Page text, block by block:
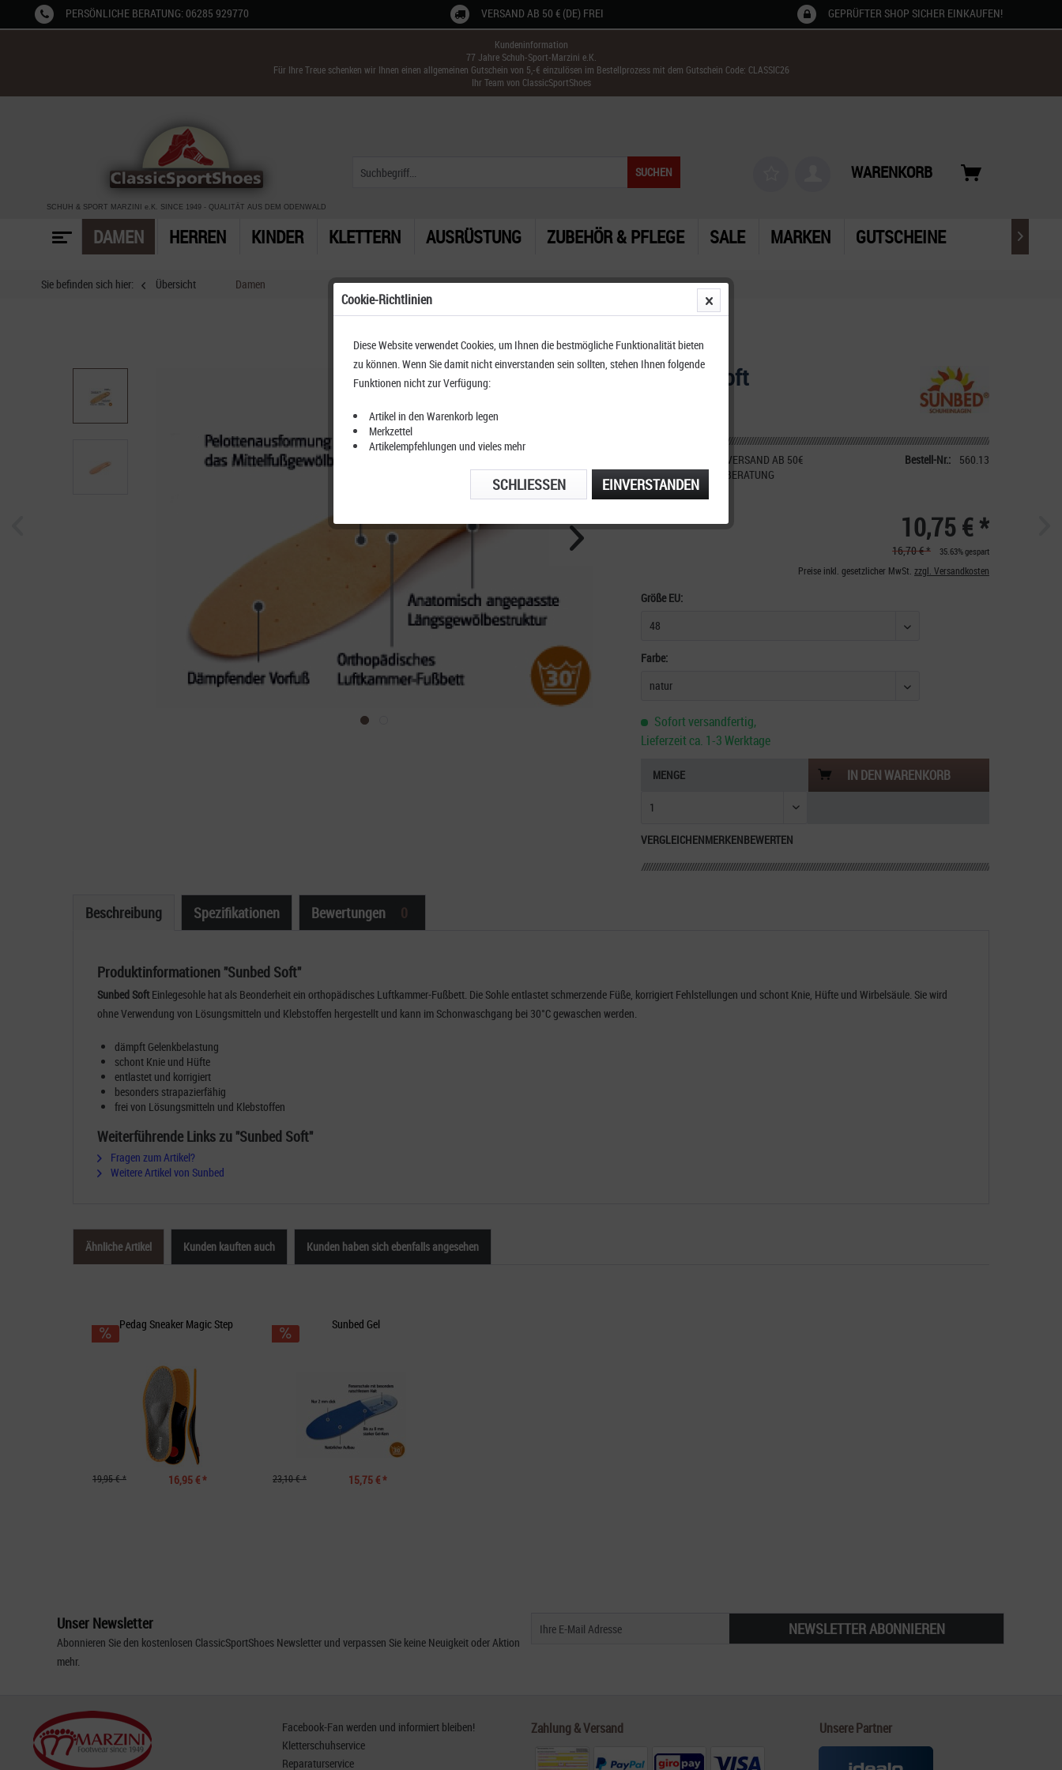
PERSÖNLICHE BERATUNG: 06285 929770 VERSAND AB 50 € (DE) FREI GEPRÜFTER SHOP SICHER EINKAUFEN!
Kundeninformation
77 Jahre Schuh-Sport-Marzini e.K.
Für Ihre Treue schenken wir Ihnen einen allgemeinen Gutschein von 5,-€ einzulösen im Bestellprozess mit dem Gutschein Code: CLASSIC26
Ihr Team von ClassicSportShoes
SCHUH & SPORT MARZINI e.K. SINCE 1949 - QUALITÄT AUS DEM ODENWALD
SUCHEN WARENKORB
DAMEN HERREN KINDER KLETTERN AUSRÜSTUNG ZUBEHÖR & PFLEGE SALE MARKEN GUTSCHEINE 
Sie befinden sich hier: Übersicht Damen
Sunbed Soft
KOSTENFREIER VERSAND AB 50€
TELEFONISCHE BERATUNG
Bestell-Nr.: 560.13
10,75 € *
16,70 € * 35.63% gespart
Preise inkl. gesetzlicher MwSt. zzgl. Versandkosten
Größe EU:
Farbe:
Sofort versandfertig,
Lieferzeit ca. 1-3 Werktage
MENGE IN DENWARENKORB
VERGLEICHENMERKENBEWERTEN
Beschreibung Spezifikationen Bewertungen 0
Produktinformationen "Sunbed Soft"
Sunbed Soft Einlegesohle hat als Beonderheit ein orthopädisches Luftkammer-Fußbett. Die Sohle entlastet schmerzende Füße, korrigiert Fehlstellungen und schont Knie, Hüfte und Wirbelsäule. Sie wird
ohne Verwendung von Lösungsmitteln und Klebstoffen hergestellt und kann im Schonwaschgang bei 30°C gewaschen werden.
dämpft Gelenkbelastung
schont Knie und Hüfte
entlastet und korrigiert
besonders strapazierfähig
frei von Lösungsmitteln und Klebstoffen
Weiterführende Links zu "Sunbed Soft"
Fragen zum Artikel?
Weitere Artikel von Sunbed
Ähnliche Artikel Kunden kauften auch Kunden haben sich ebenfalls angesehen
16,95 € *
19,95 € *
Pedag Sneaker Magic Step
15,75 € *
23,10 € *
Sunbed Gel
Unser Newsletter
Abonnieren Sie den kostenlosen ClassicSportShoes Newsletter und verpassen Sie keine Neuigkeit oder Aktion
mehr.
NEWSLETTER ABONNIEREN
Facebook-Fan werden und informiert bleiben!
Kletterschuhservice
Reparaturservice
Zahlung & Versand Unsere Partner
Cookie-Richtlinien
Diese Website verwendet Cookies, um Ihnen die bestmögliche Funktionalität bieten
zu können. Wenn Sie damit nicht einverstanden sein sollten, stehen Ihnen folgende
Funktionen nicht zur Verfügung:
Artikel in den Warenkorb legen
Merkzettel
Artikelempfehlungen und vieles mehr
EINVERSTANDEN
SCHLIESSEN